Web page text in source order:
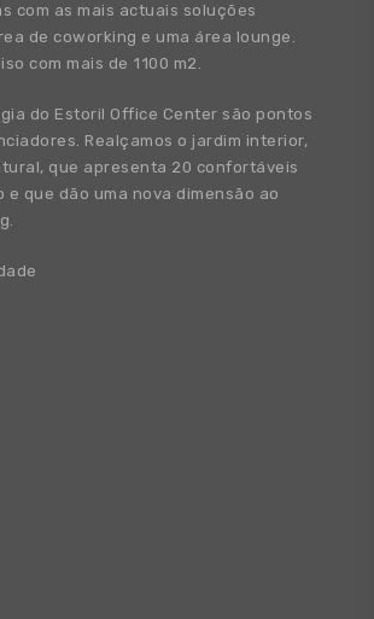
com as mais actuais soluções
de coworking e uma área lounge.
com mais de 1100 m2.
do Estoril Office Center são pontos
Realçamos o jardim interior,
que apresenta 20 confortáveis
que dão uma nova dimensão ao